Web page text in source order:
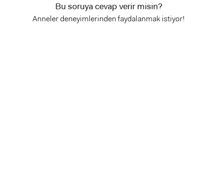
Bu soruya cevap verir misin?
Anneler deneyimlerinden faydalanmak istiyor!